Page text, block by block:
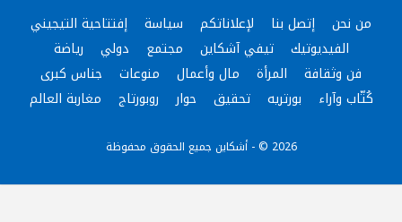
من نحن إتصل بنا لإعلاناتكم سياسة
إفتتاحية التيجيني
الفيديوتيك
تيفي آشكاين مجتمع دولي
رياضة
فن وثقافة
المرأة مال وأعمال منوعات
جناس كبرى
كُتّاب وآراء
بورتريه تحقيق حوار روبورتاج مغاربة العالم
2026 © - أشكاين جميع الحقوق محفوظة